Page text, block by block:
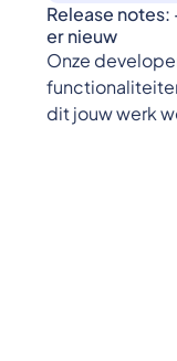
Release
er nieuw
Onze
dit jouw werk